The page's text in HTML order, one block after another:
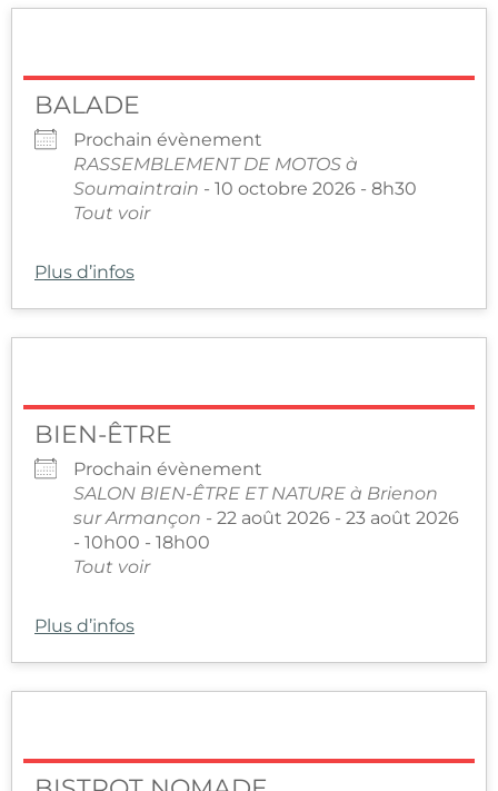
BALADE
Prochain évènement
RASSEMBLEMENT DE MOTOS à
Soumaintrain - 10 octobre 2026 - 8h30
Tout voir
Plus d’infos
BIEN-ÊTRE
Prochain évènement
SALON BIEN-ÊTRE ET NATURE à Brienon
sur Armançon - 22 août 2026 - 23 août 2026
- 10h00 - 18h00
Tout voir
Plus d’infos